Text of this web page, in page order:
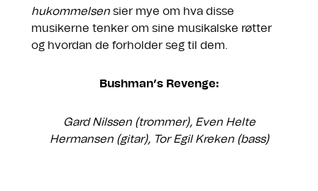
hukommelsen sier mye om hva disse
musikerne tenker om sine musikalske røtter
og hvordan de forholder seg til dem.
Bushman’s Revenge:
Gard Nilssen (trommer), Even Helte
Hermansen (gitar), Tor Egil Kreken (bass)